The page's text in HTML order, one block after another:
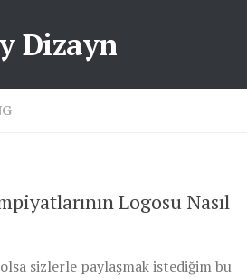
Dizayn
Logosu Nasıl
sizlerle paylaşmak istediğim bu